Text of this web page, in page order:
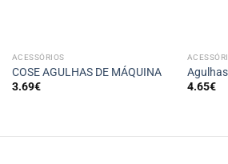
ACESSÓRIOS
COSE AGULHAS DE MÁQUINA
3.69€
Agulhas
4.65€